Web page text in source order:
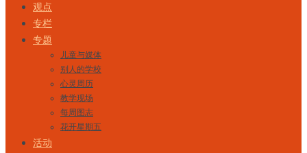
观点
专栏
专题
儿童与媒体
别人的学校
心灵周历
教学现场
每周图志
花开星期五
活动